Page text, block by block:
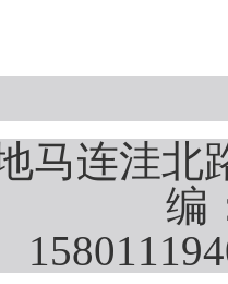
马连洼北
编